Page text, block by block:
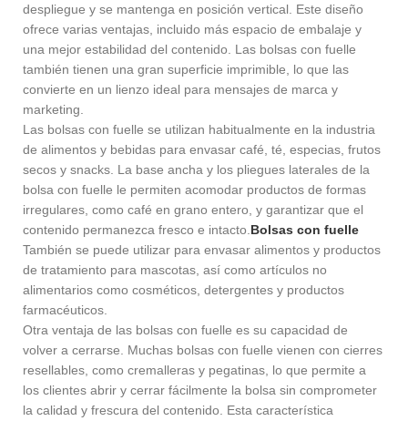
despliegue y se mantenga en posición vertical. Este diseño
ofrece varias ventajas, incluido más espacio de embalaje y
una mejor estabilidad del contenido. Las bolsas con fuelle
también tienen una gran superficie imprimible, lo que las
convierte en un lienzo ideal para mensajes de marca y
marketing.
Las bolsas con fuelle se utilizan habitualmente en la industria
de alimentos y bebidas para envasar café, té, especias, frutos
secos y snacks. La base ancha y los pliegues laterales de la
bolsa con fuelle le permiten acomodar productos de formas
irregulares, como café en grano entero, y garantizar que el
contenido permanezca fresco e intacto. Bolsas con fuelle
También se puede utilizar para envasar alimentos y productos
de tratamiento para mascotas, así como artículos no
alimentarios como cosméticos, detergentes y productos
farmacéuticos.
Otra ventaja de las bolsas con fuelle es su capacidad de
volver a cerrarse. Muchas bolsas con fuelle vienen con cierres
resellables, como cremalleras y pegatinas, lo que permite a
los clientes abrir y cerrar fácilmente la bolsa sin comprometer
la calidad y frescura del contenido. Esta característica